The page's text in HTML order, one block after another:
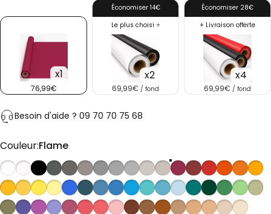
x1
76,99€
Économiser 14€
Le plus choisi ⭐
x2
69,99€ / fond
Économiser 28€
+ Livraison offerte
x4
69,99€ / fond
Besoin d'aide ? 09 70 70 75 68
Couleur
Couleur:Flame